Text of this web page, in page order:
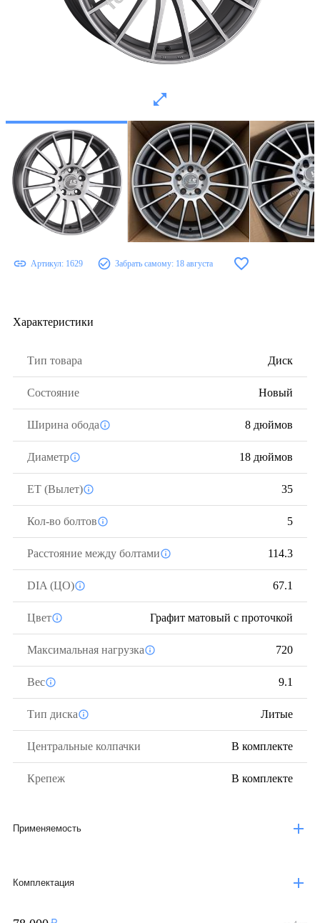
Артикул: 1629 Забрать самому: 18 августа
Характеристики
Тип товара Диск
Состояние Новый
Ширина обода 8 дюймов
Диаметр 18 дюймов
ЕТ (Вылет) 35
Кол-во болтов 5
Расстояние между болтами 114.3
DIA (ЦО) 67.1
Цвет Графит матовый с проточкой
Максимальная нагрузка 720
Вес 9.1
Тип диска Литые
Центральные колпачки В комплекте
Крепеж В комплекте
Применяемость
Комплектация